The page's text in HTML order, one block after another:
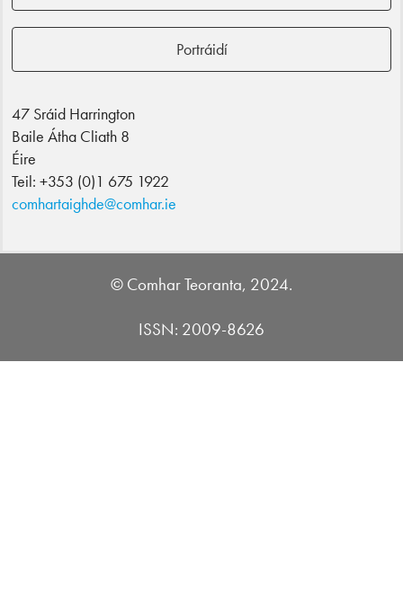
Portráidí
47 Sráid Harrington
Baile Átha Cliath 8
Éire
Teil: +353 (0)1 675 1922
comhartaighde@comhar.ie
© Comhar Teoranta, 2024.
ISSN: 2009-8626